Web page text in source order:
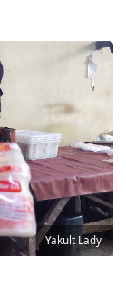
Yakult Lady